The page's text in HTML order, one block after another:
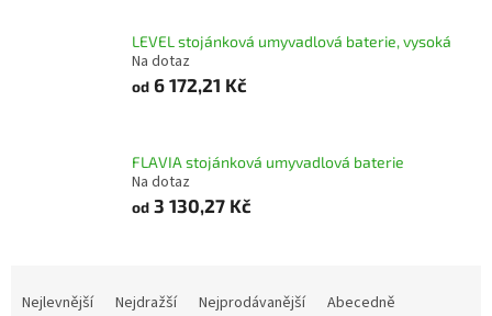
LEVEL stojánková umyvadlová baterie, vysoká
Na dotaz
od 6 172,21 Kč
FLAVIA stojánková umyvadlová baterie
Na dotaz
od 3 130,27 Kč
Nejlevnější Nejdražší Nejprodávanější Abecedně